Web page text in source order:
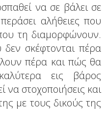
να σε βάλει σε
αλήθειες που
τη διαμορφώνουν.
σκέφτονται πέρα
πέρα και πώς θα
εις βάρος
να στοχοποιήσεις και
με τους δικούς της